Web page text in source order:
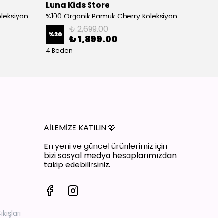
%100 Organik Pamuk Cherry Koleksiyon 3'lü Takım Bordo
Luna Kids Store
%100 Organik Pamuk Cherry Koleksiyon 3'lü Takım Ekru
%30 ₺ 2,699.00
₺ 1,899.00
4 Beden
AİLEMİZE KATILIN🩷
En yeni ve güncel ürünlerimiz için
bizi sosyal medya hesaplarımızdan
takip edebilirsiniz.